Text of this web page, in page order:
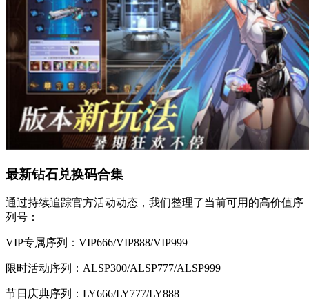
最新钻石兑换码合集
通过持续追踪官方活动动态，我们整理了当前可用的高价值序
列号：
VIP专属序列：VIP666/VIP888/VIP999
限时活动序列：ALSP300/ALSP777/ALSP999
节日庆典序列：LY666/LY777/LY888